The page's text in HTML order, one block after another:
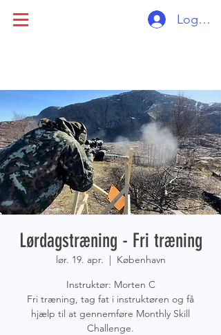
Log ind
Lørdagstræning - Fri træning
lør. 19. apr.
  |
København
Instruktør: Morten C
Fri træning, tag fat i instruktøren og få
hjælp til at gennemføre Monthly Skill
Challenge.